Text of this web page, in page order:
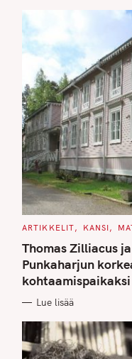
C
T
E
G
O
R
I
S
ARTIKKELIT KANSI
Thomas Zilliacus
Punkaharjun
kohtaamispaikaksi
Lue lisää